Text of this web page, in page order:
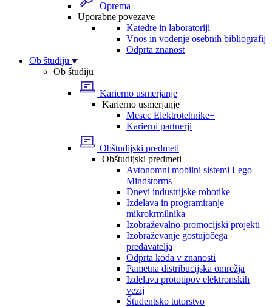
Oprema
Uporabne povezave
Katedre in laboratoriji
Vnos in vodenje osebnih bibliografij
Odprta znanost
Ob študiju
Ob študiju
Karierno usmerjanje
Karierno usmerjanje
Mesec Elektrotehnike+
Karierni partnerji
Obštudijski predmeti
Obštudijski predmeti
Avtonomni mobilni sistemi Lego
Mindstorms
Dnevi industrijske robotike
Izdelava in programiranje
mikrokrmilnika
Izobraževalno-promocijski projekti
Izobraževanje gostujočega
predavatelja
Odprta koda v znanosti
Pametna distribucijska omrežja
Izdelava prototipov elektronskih
vezij
Študentsko tutorstvo